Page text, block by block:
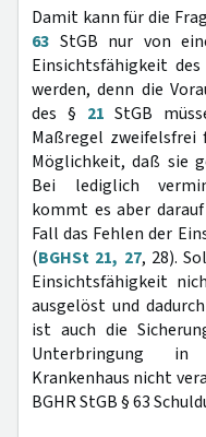
Damit kann für die
63 StGB nur von
Einsichtsfähigkeit
werden, denn die
des § 21 StGB
Maßregel
Möglichkeit, daß sie
Bei lediglich
kommt es aber
Fall das Fehlen der
(BGHSt 21, 27, 28).
Einsichtsfähigkeit
ausgelöst und
ist auch die
Unterbringung in
Krankenhaus nicht
BGHR StGB § 63